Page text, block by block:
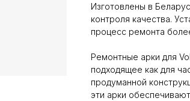
Изготовлены в
контроля качества.
процесс ремонта
Ремонтные арки для
подходящее как для
продуманной
эти арки